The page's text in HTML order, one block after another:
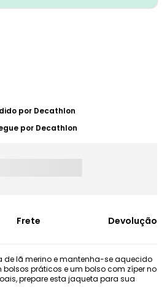
por Decathlon
por Decathlon
Frete Devolução
de lã merino e mantenha-se aquecido
práticos e um bolso com zíper no
prepare esta jaqueta para sua